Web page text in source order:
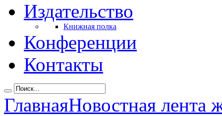
Издательство
Книжная полка
Конференции
Контакты
ГлавнаяНовостная лента